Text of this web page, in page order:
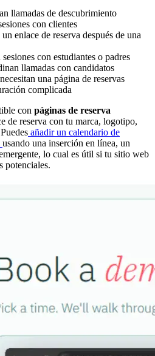
llamadas de descubrimiento
con clientes
enlace de reserva después de una
con estudiantes o padres
llamadas con candidatos
una página de reservas
complicada
con páginas de reserva
de reserva con tu marca, logotipo,
añadir un calendario de
usando una inserción en línea, un
lo cual es útil si tu sitio web
potenciales.